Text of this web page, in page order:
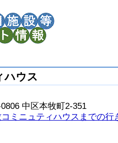
ハウス
中区本牧町2-351
ミニュティハウスまでの行